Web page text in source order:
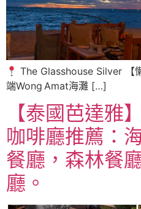
The Glasshouse Silver 【
端Wong Amat海灘 […]
【泰國芭達雅
咖啡廳推薦：
餐廳，森林餐
廳。